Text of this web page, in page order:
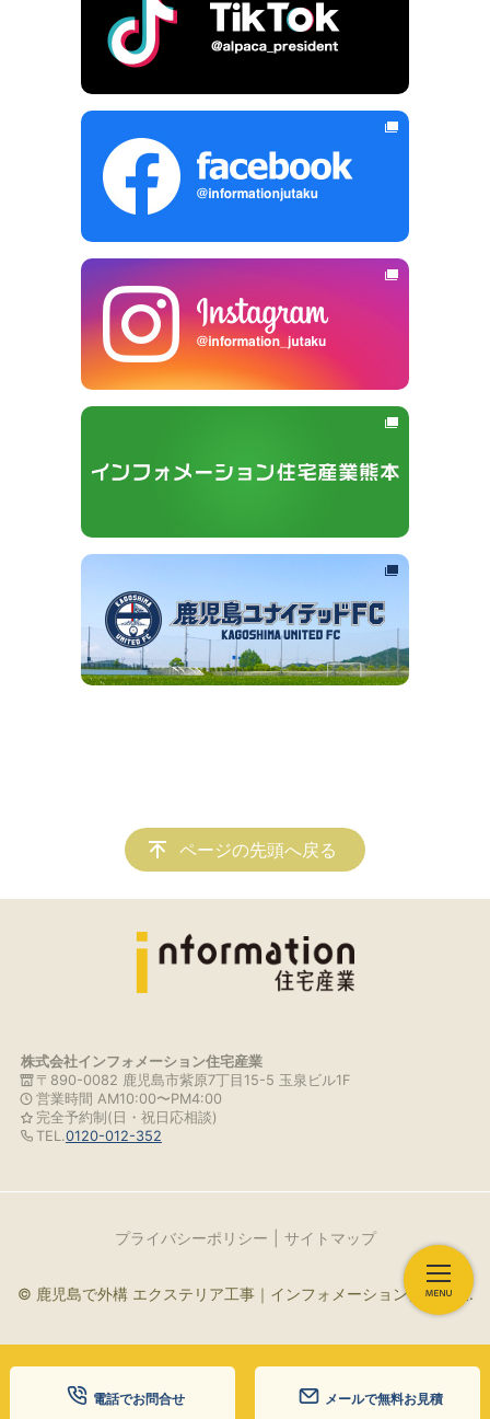
電話でお問合せ メールで無料お見積
ページの先頭へ戻る
株式会社インフォメーション住宅産業
〒890-0082 鹿児島市紫原7丁目15-5 玉泉ビル1F
営業時間 AM10:00〜PM4:00
完全予約制(日・祝日応相談)
TEL.0120-012-352
プライバシーポリシー サイトマップ
© 鹿児島で外構 エクステリア工事｜インフォメーション住宅産業.